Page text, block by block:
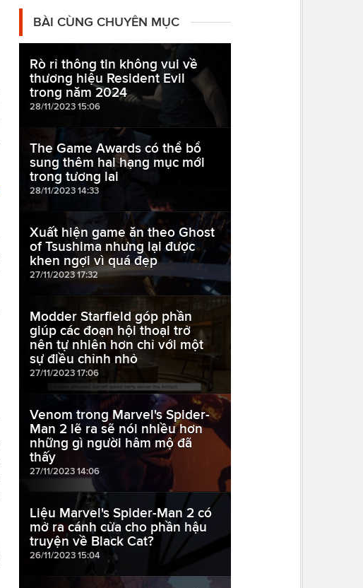
BÀI CÙNG CHUYÊN MỤC
Rò rỉ thông tin không vui về
thương hiệu Resident Evil
trong năm 2024
28/11/2023 15:06
The Game Awards có thể bổ
sung thêm hai hạng mục mới
trong tương lai
28/11/2023 14:33
Xuất hiện game ăn theo Ghost
of Tsushima nhưng lại được
khen ngợi vì quá đẹp
27/11/2023 17:32
Modder Starfield góp phần
giúp các đoạn hội thoại trở
nên tự nhiên hơn chỉ với một
sự điều chỉnh nhỏ
27/11/2023 17:06
Venom trong Marvel's Spider-
Man 2 lẽ ra sẽ nói nhiều hơn
những gì người hâm mộ đã
thấy
27/11/2023 14:06
Liệu Marvel's Spider-Man 2 có
mở ra cánh cửa cho phần hậu
truyện về Black Cat?
26/11/2023 15:04